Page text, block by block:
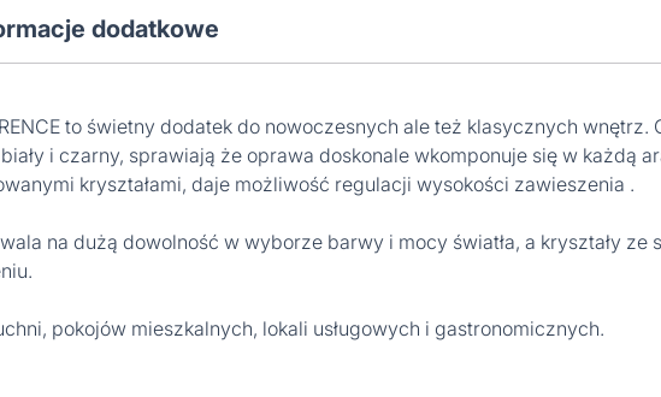
dodatkowe
to świetny dodatek do nowoczesnych ale też klasycznych
i czarny, sprawiają że oprawa doskonale wkomponuje się w każdą
kryształami, daje możliwość regulacji wysokości zawieszenia .
na dużą dowolność w wyborze barwy i mocy światła, a kryształy ze
pokojów mieszkalnych, lokali usługowych i gastronomicznych.